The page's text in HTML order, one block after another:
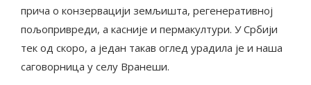
прича о конзервацији земљишта, регенеративној
пољопривреди, а касније и пермакултури. У Србији
тек од скоро, а један такав оглед урадила је и наша
саговорница у селу Вранеши.